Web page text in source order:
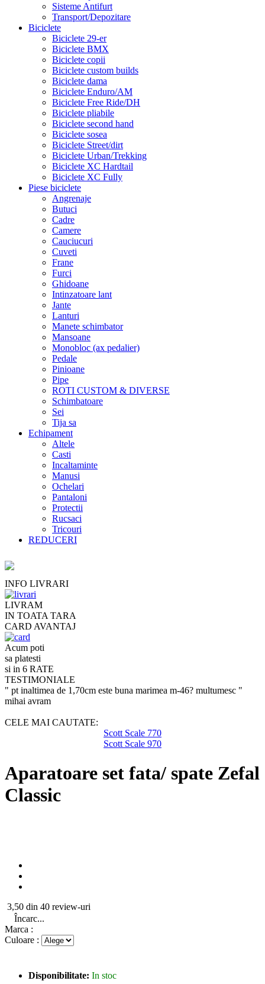
Sisteme Antifurt
Transport/Depozitare
Biciclete
Biciclete 29-er
Biciclete BMX
Biciclete copii
Biciclete custom builds
Biciclete dama
Biciclete Enduro/AM
Biciclete Free Ride/DH
Biciclete pliabile
Biciclete second hand
Biciclete sosea
Biciclete Street/dirt
Biciclete Urban/Trekking
Biciclete XC Hardtail
Biciclete XC Fully
Piese biciclete
Angrenaje
Butuci
Cadre
Camere
Cauciucuri
Cuveti
Frane
Furci
Ghidoane
Intinzatoare lant
Jante
Lanturi
Manete schimbator
Mansoane
Monobloc (ax pedalier)
Pedale
Pinioane
Pipe
ROTI CUSTOM & DIVERSE
Schimbatoare
Sei
Tija sa
Echipament
Altele
Casti
Incaltaminte
Manusi
Ochelari
Pantaloni
Protectii
Rucsaci
Tricouri
REDUCERI
INFO LIVRARI
LIVRAM
IN TOATA TARA
CARD AVANTAJ
Acum poti
sa platesti
si in 6 RATE
TESTIMONIALE
" pt inaltimea de 1,70cm este buna marimea m-46? multumesc "
mihai avram
CELE MAI CAUTATE:
Scott Scale 770
Scott Scale 970
Aparatoare set fata/ spate Zefal
Classic
3,50 din 40 review-uri
Încarc...
Marca :
Culoare :
Disponibilitate: In stoc